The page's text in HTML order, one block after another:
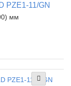
PZE1-11/GN
мм